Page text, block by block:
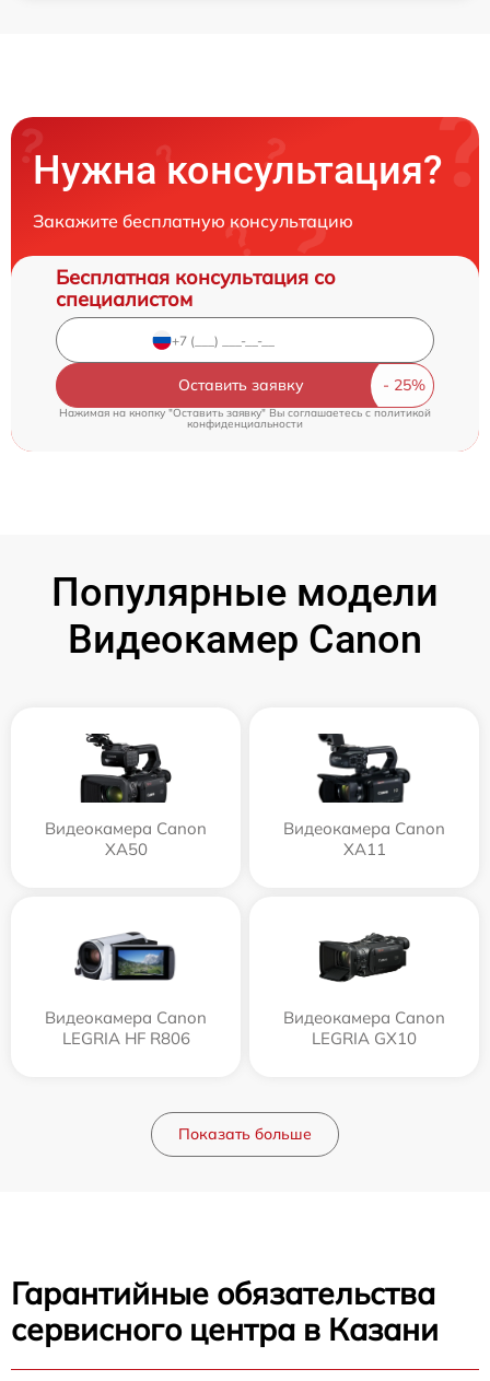
Нужна консультация?
Закажите бесплатную консультацию
Бесплатная консультация со
специалистом
Оставить заявку
Нажимая на кнопку "Оставить заявку" Вы соглашаетесь cполитикой
конфиденциальности
Популярные модели
Видеокамер Canon
Видеокамера Canon
XA50
Видеокамера Canon
XA11
Видеокамера Canon
LEGRIA HF R806
Видеокамера Canon
LEGRIA GX10
Показать больше
Гарантийные обязательства
сервисного центра в Казани